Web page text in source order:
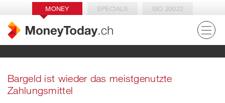
MONEY SPECIALS ISO 20022
Bargeld ist wieder das meistgenutzte
Zahlungsmittel